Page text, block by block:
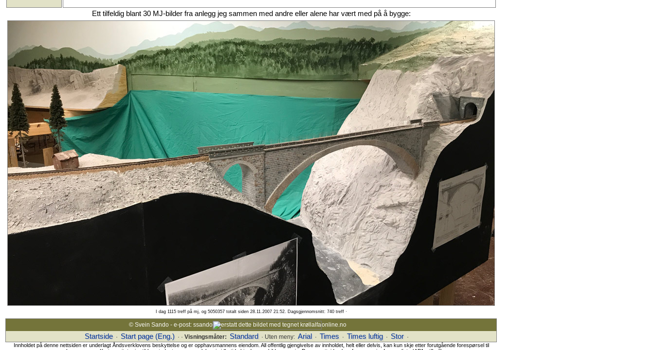
Ett tilfeldig blant 30 MJ-bilder fra anlegg jeg sammen med andre eller alene har vært med på å bygge:
I dag 1115 treff på mj, og 5050357 totalt siden 28.11.2007 21:52. Dagsgjennomsnitt: 740 treff ·
© Svein Sando - e-post: ssando online.no
Startside · Start page (Eng.) · · Visningsmåter: Standard · Uten meny: Arial · Times · Times luftig · Stor ·
Innholdet på denne nettsiden er underlagt Åndsverklovens beskyttelse og er opphavsmannens eiendom. All offentlig gjengivelse av innholdet, helt eller delvis, kan kun skje etter forutgående forespørsel til